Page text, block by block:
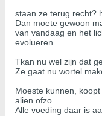
staan ze terug recht?
Dan moete gewoon
van vandaag en het
evolueren.
Tkan nu wel zijn dat
Ze gaat nu wortel
Moeste kunnen,
alien ofzo.
Alle voeding daar is